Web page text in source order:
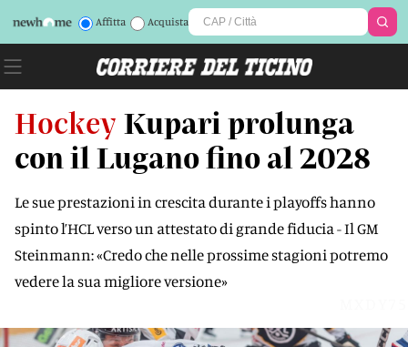
Affitta Acquista
Hockey Kupari prolunga
con il Lugano fino al 2028
Le sue prestazioni in crescita durante i playoffs hanno
spinto l’HCL verso un attestato di grande fiducia - Il GM
Steinmann: «Credo che nelle prossime stagioni potremo
vedere la sua migliore versione»